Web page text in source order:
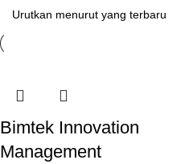
Bimtek Innovation
Management